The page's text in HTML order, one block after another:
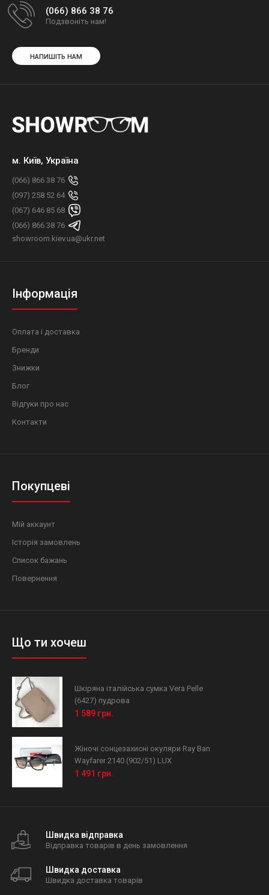
(066) 866 38 76
Подзвоніть нам!
НАПИШІТЬ НАМ
м. Київ, Україна
(066) 866 38 76
(097) 258 52 64
(067) 646 85 68
(066) 866 38 76
showroom.kiev.ua@ukr.net
Інформація
Оплата і доставка
Бренди
Знижки
Блог
Відгуки про нас
Контакти
Покупцеві
Мій аккаунт
Історія замовлень
Список бажань
Повернення
Що ти хочеш
Шкіряна італійська сумка Vera Pelle
(6427) пудрова
1 589 грн.
Жіночі сонцезахисні окуляри Ray Ban
Wayfarer 2140 (902/51) LUX
1 491 грн.
Швидка відправка
Відправка товарів в день замовлення
Швидка доставка
Швидка доставка товарів